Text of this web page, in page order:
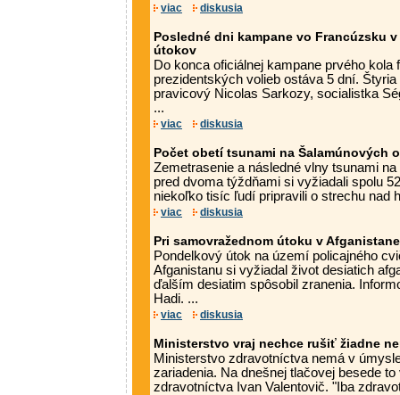
viac diskusia
Posledné dni kampane vo Francúzsku
útokov
Do konca oficiálnej kampane prvého kola
prezidentských volieb ostáva 5 dní.
pravicový Nicolas Sarkozy, socialistka
...
viac diskusia
Počet obetí tsunami na Šalamúnových
Zemetrasenie a následné vlny tsunami
pred dvoma týždňami si vyžiadali spolu
niekoľko tisíc ľudí pripravili o strechu nad
viac diskusia
Pri samovražednom útoku v
Pondelkový útok na území policajného
Afganistanu si vyžiadal život desiatich
ďalším desiatim spôsobil zranenia.
Hadi. ...
viac diskusia
Ministerstvo vraj nechce rušiť žiadne
Ministerstvo zdravotníctva nemá v
zariadenia. Na dnešnej tlačovej besede
zdravotníctva Ivan Valentovič. "Iba